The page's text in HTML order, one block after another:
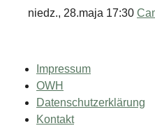
niedz., 28.maja 17:30
Impressum
OWH
Datenschutzerklärung
Kontakt